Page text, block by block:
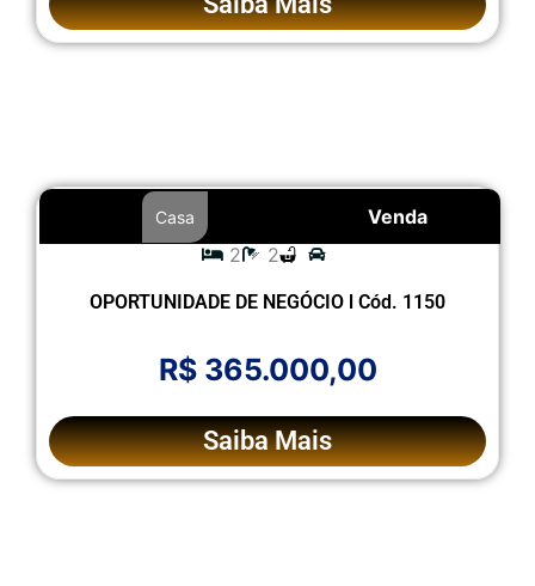
Venda
Casa
2 2
OPORTUNIDADE DE NEGÓCIO l Cód. 1150
R$ 365.000,00
Saiba Mais